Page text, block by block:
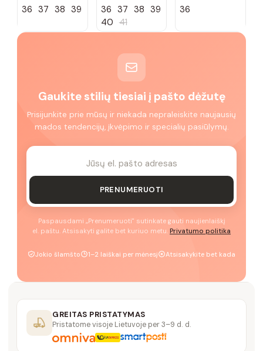
MA257IN
36 37 38 39
Bartella
36 37 38 39
40 41
odos Big Star
36
Gaukite stilių tiesiai į pašto dėžutę
Prisijunkite prie mūsų ir niekada nepraleiskite naujausių
mados tendencijų, įkvėpimo ir specialių pasiūlymų.
PRENUMERUOTI
Paspausdami „Prenumeruoti" sutinkate gauti naujienlaiškį
el. paštu. Atsisakyti galite bet kuriuo metu. Privatumo politika
Jokio šlamšto 1–2 laiškai per mėnesį Atsisakykite bet kada
GREITAS PRISTATYMAS
Pristatome visoje Lietuvoje per 3–9 d. d.